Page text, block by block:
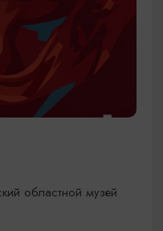
областной музей